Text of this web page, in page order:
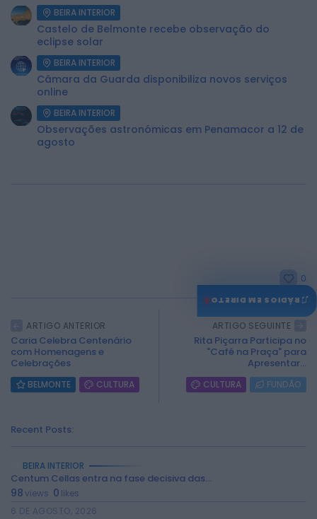
BEIRA INTERIOR
Castelo de Belmonte recebe observação do
eclipse solar
BEIRA INTERIOR
Câmara da Guarda disponibiliza novos serviços
online
BEIRA INTERIOR
Observações astronómicas em Penamacor a 12 de
agosto
0
ARTIGO ANTERIOR
Caria Celebra Centenário
com Homenagens e
Celebrações
BELMONTE CULTURA
ARTIGO SEGUINTE
Rita Piçarra Participa no
"Café na Praça" para
Apresentar...
CULTURA FUNDÃO
Recent Posts:
BEIRA INTERIOR
Centum Cellas entra na fase decisiva das...
98views 0 likes
6 DE AGOSTO, 2026
♫
RÁDIOS EM DIRETO